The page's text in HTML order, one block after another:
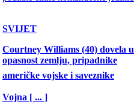
SVIJET
Courtney Williams (40) dovela u
opasnost zemlju, pripadnike
američke vojske i saveznike
Vojna [ ... ]